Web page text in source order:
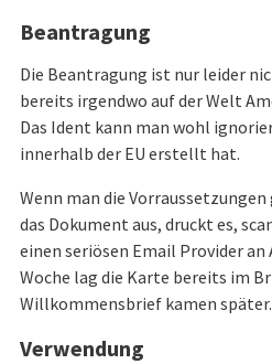
Beantragung
Die Beantragung ist nur leider
bereits irgendwo auf der Welt
Das Ident kann man wohl
innerhalb der EU erstellt hat.
Wenn man die
das Dokument aus, druckt es,
einen seriösen Email Provider an
Woche lag die Karte bereits im
Willkommensbrief kamen später.
Verwendung